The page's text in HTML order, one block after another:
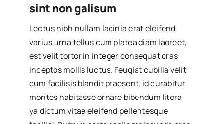
sint non galisum
Lectus nibh nullam lacinia erat eleifend
varius urna tellus cum platea diam laoreet,
est velit tortor in integer consequat cras
inceptos mollis luctus. Feugiat cubilia velit
cum facilisis blandit praesent, id curabitur
montes habitasse ornare bibendum litora
ya dictum vitae eleifend pellentesque